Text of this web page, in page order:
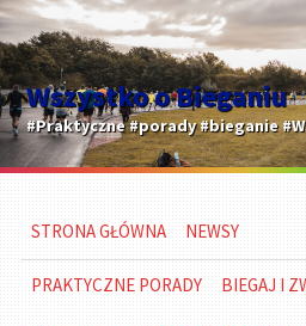
Wszystko o Bieganiu
#Praktyczne #porady #bieganie
STRONA GŁÓWNA NEWSY
PRAKTYCZNE PORADY BIEGAJ I